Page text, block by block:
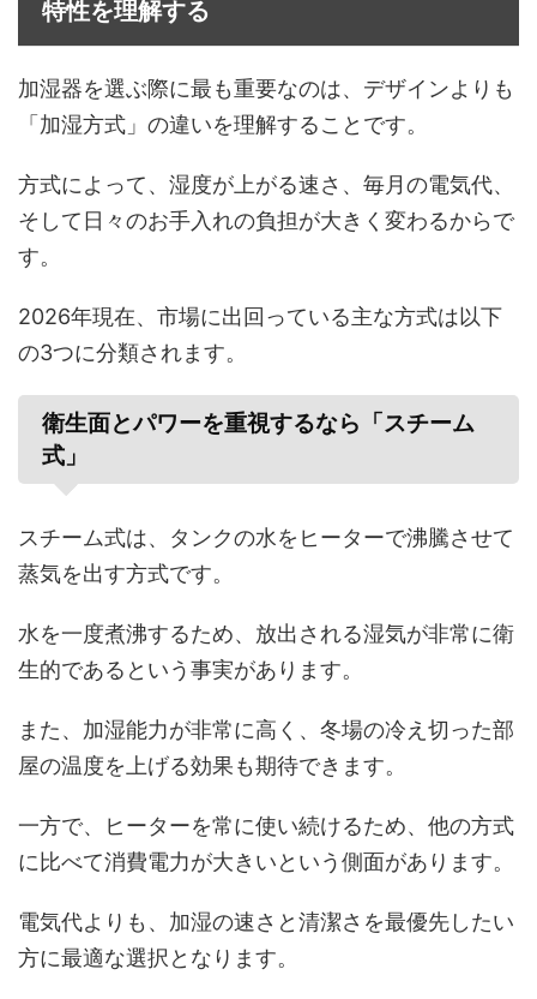
特性を理解する
加湿器を選ぶ際に最も重要なのは、デザインよりも
「加湿方式」の違いを理解することです。
方式によって、湿度が上がる速さ、毎月の電気代、
そして日々のお手入れの負担が大きく変わるからで
す。
2026年現在、市場に出回っている主な方式は以下
の3つに分類されます。
衛生面とパワーを重視するなら「スチーム
式」
スチーム式は、タンクの水をヒーターで沸騰させて
蒸気を出す方式です。
水を一度煮沸するため、放出される湿気が非常に衛
生的であるという事実があります。
また、加湿能力が非常に高く、冬場の冷え切った部
屋の温度を上げる効果も期待できます。
一方で、ヒーターを常に使い続けるため、他の方式
に比べて消費電力が大きいという側面があります。
電気代よりも、加湿の速さと清潔さを最優先したい
方に最適な選択となります。